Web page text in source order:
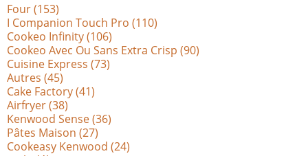
Four(153)
I Companion Touch Pro (110)
Cookeo Infinity(106)
Cookeo Avec Ou Sans Extra Crisp (90)
Cuisine Express (73)
Autres (45)
Cake Factory(41)
Airfryer(38)
Kenwood Sense(36)
Pâtes Maison (27)
Cookeasy Kenwood (24)